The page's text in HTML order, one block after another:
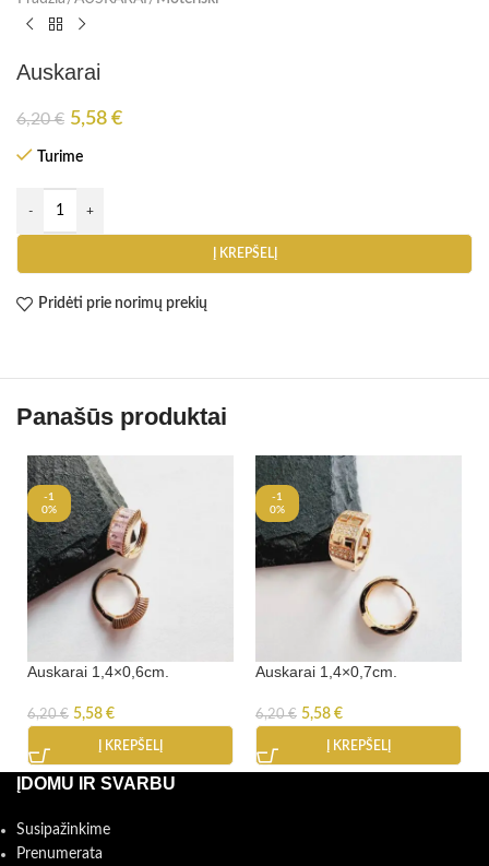
Auskarai
6,20€ 5,58 €
Turime
Į KREPŠELĮ
Pridėti prie norimų prekių
Panašūs produktai
-1
0%
Auskarai 1,4×0,6cm.
6,20€ 5,58 €
Į KREPŠELĮ
-1
0%
Auskarai 1,4×0,7cm.
6,20€ 5,58 €
Į KREPŠELĮ
ĮDOMU IR SVARBU
Susipažinkime
Prenumerata